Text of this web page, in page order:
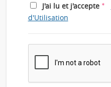
J'ai lu et j'accepte *
d'Utilisation